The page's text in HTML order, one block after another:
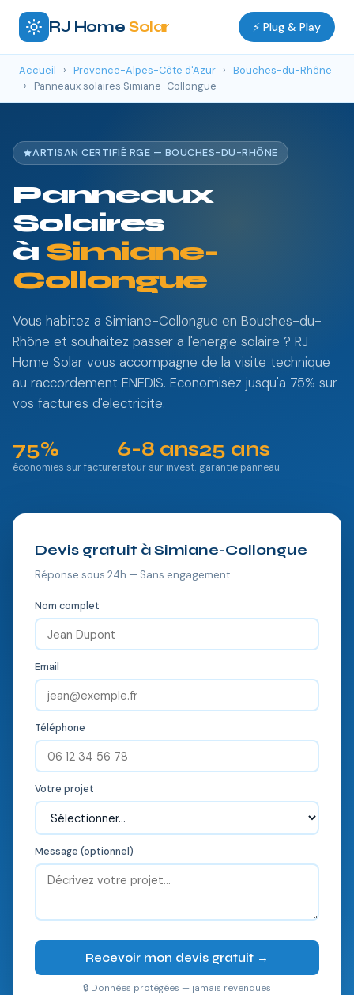
RJ Home Solar ⚡ Plug & Play
Accueil › Provence-Alpes-Côte d'Azur › Bouches-du-Rhône
›
Panneaux solaires Simiane-Collongue
ARTISAN CERTIFIÉ RGE — BOUCHES-DU-RHÔNE
Panneaux
Solaires
à Simiane-
Collongue
Vous habitez a Simiane-Collongue en Bouches-du-
Rhône et souhaitez passer a l'energie solaire ? RJ
Home Solar vous accompagne de la visite technique
au raccordement ENEDIS. Economisez jusqu'a 75% sur
vos factures d'electricite.
75%
économies sur facture
6-8 ans
retour sur invest.
25 ans
garantie panneau
Devis gratuit à Simiane-Collongue
Réponse sous 24h — Sans engagement
Nom complet
Email
Téléphone
Votre projet
Message (optionnel)
Recevoir mon devis gratuit →
🔒 Données protégées — jamais revendues